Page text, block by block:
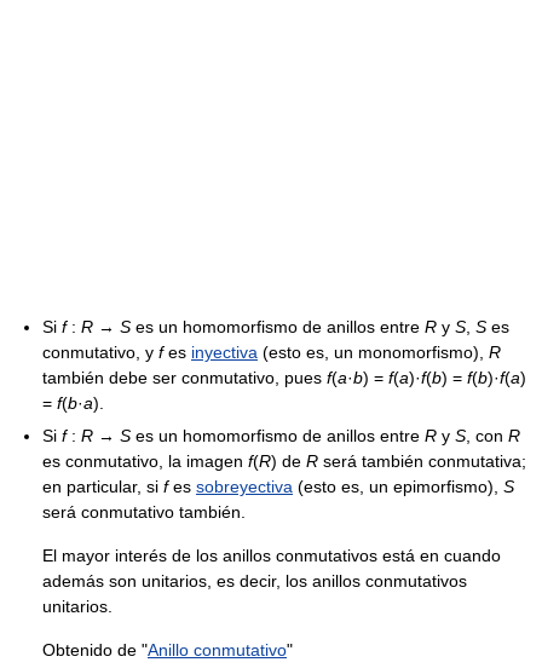
Si f: R → S es un homomorfismo de anillos entre R y S S es
conmutativo, y fes inyectiva (esto es, un monomorfismo), R
también debe ser conmutativo, pues f(a·b) = f(a)·f(b) = f(b)·f(a)
= f(b·a).
Si f: R → S es un homomorfismo de anillos entre R y S , con R
es conmutativo, la imagen f(R) de R será también conmutativa;
en particular, si fes sobreyectiva (esto es, un epimorfismo), S
será conmutativo también.
El mayor interés de los anillos conmutativos está en cuando
además son unitarios, es decir, los anillos conmutativos
unitarios.
Obtenido de "Anillo conmutativo"